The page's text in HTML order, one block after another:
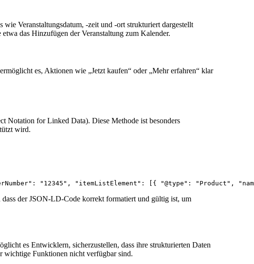
Veranstaltungsdatum, -zeit und -ort strukturiert dargestellt
das Hinzufügen der Veranstaltung zum Kalender.
es, Aktionen wie „Jetzt kaufen“ oder „Mehr erfahren“ klar
Notation for Linked Data). Diese Methode ist besonders
wird.
"12345", "itemListElement": [{ "@type": "Product",
der JSON-LD-Code korrekt formatiert und gültig ist, um
es Entwicklern, sicherzustellen, dass ihre strukturierten Daten
wichtige Funktionen nicht verfügbar sind.